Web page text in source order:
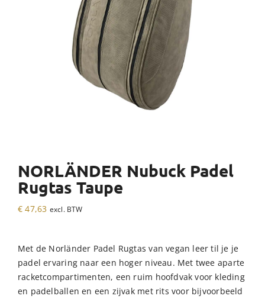
NORLÄNDER Nubuck Padel
Rugtas Taupe
€ 47,63 excl. BTW
Met de Norländer Padel Rugtas van vegan leer til je je
padel ervaring naar een hoger niveau. Met twee aparte
racketcompartimenten, een ruim hoofdvak voor kleding
en padelballen en een zijvak met rits voor bijvoorbeeld